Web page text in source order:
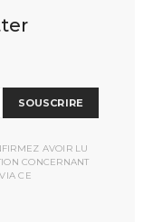
SOUSCRIRE
AVOIR LU
CONCERNANT
CE